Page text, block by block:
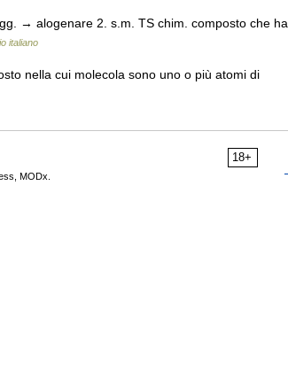
→ alogenare 2. s.m. TS chim. composto che ha
italiano
nella cui molecola sono uno o più atomi di
18+
MODx.